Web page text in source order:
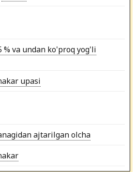
% va undan ko'proq yog'li
upasi
ajtarilgan olcha